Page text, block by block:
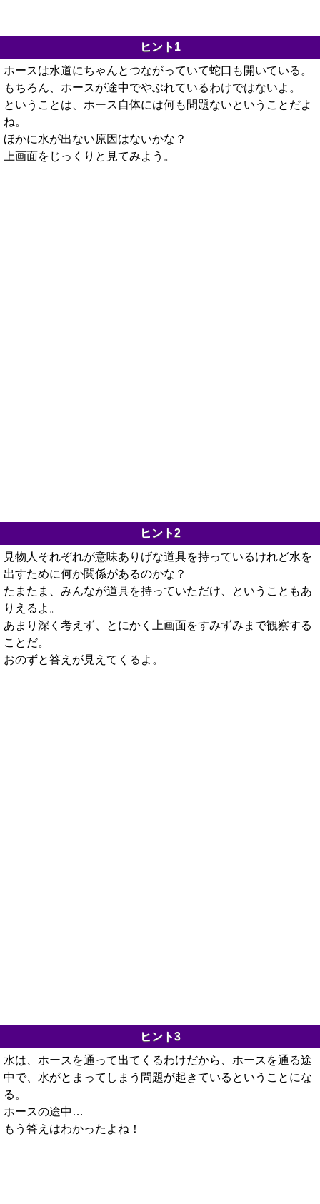
ヒント1
ホースは水道にちゃんとつながっていて蛇口も開いている。
もちろん、ホースが途中でやぶれているわけではないよ。
ということは、ホース自体には何も問題ないということだよ
ね。
ほかに水が出ない原因はないかな？
上画面をじっくりと見てみよう。
ヒント2
見物人それぞれが意味ありげな道具を持っているけれど水を
出すために何か関係があるのかな？
たまたま、みんなが道具を持っていただけ、ということもあ
りえるよ。
あまり深く考えず、とにかく上画面をすみずみまで観察する
ことだ。
おのずと答えが見えてくるよ。
ヒント3
水は、ホースを通って出てくるわけだから、ホースを通る途
中で、水がとまってしまう問題が起きているということにな
る。
ホースの途中…
もう答えはわかったよね！